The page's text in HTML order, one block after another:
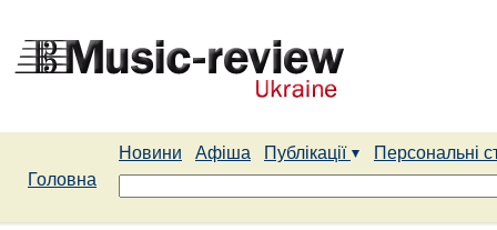
Новини Афіша Публікації
Персональні
Головна